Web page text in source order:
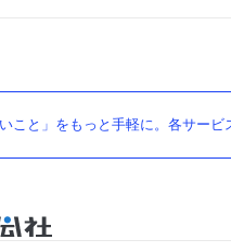
こと」をもっと手軽に。各サー